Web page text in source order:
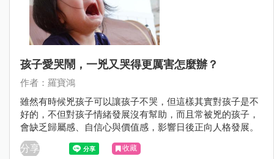
孩子愛哭鬧，一兇又哭得更厲害怎麼辦？
作者：羅寶鴻
雖然有時候兇孩子可以讓孩子不哭，但這樣其實對孩子是不
好的，不但對孩子情緒發展沒有幫助，而且常被兇的孩子，
會缺乏歸屬感、自信心與價值感，影響日後正向人格發展。
分享 收藏